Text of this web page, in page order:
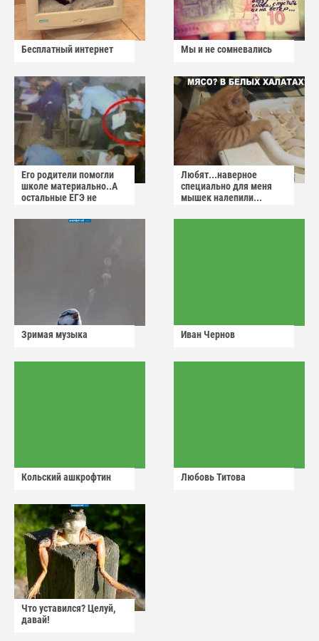
Бесплатный интернет Мы и не сомневались
Его родители помогли
школе материально..А
остальные ЕГЭ не
Любят...наверное
специально для меня
мышек налепили...
Зримая музыка Иван Чернов
Кольский ашкрофтин Любовь Титова
Что уставился? Целуй,
давай!